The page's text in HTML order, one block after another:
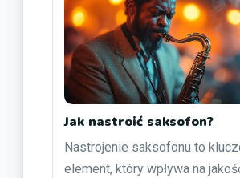
Jak nastroić saksofon?
Nastrojenie saksofonu to
element, który wpływa na